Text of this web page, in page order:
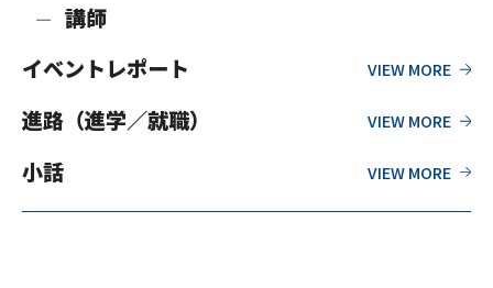
講師
イベントレポート
進路（進学／就職）
小話